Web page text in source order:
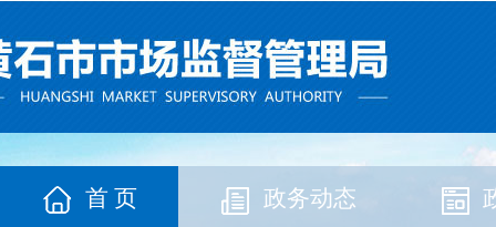
首 页 政务动态